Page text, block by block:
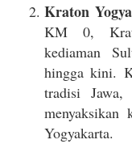
Kraton
KM 0,
kediaman
hingga kini.
tradisi
menyaksikan
Yogyakarta.